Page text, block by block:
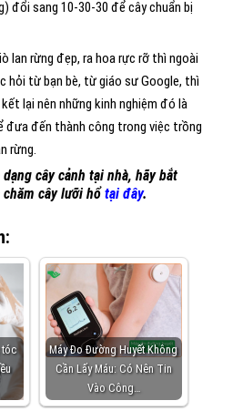
đổi sang 10-30-30 để cây chuẩn bị
lan rừng đẹp, ra hoa rực rỡ thì ngoài
hỏi từ bạn bè, từ giáo sư Google, thì
lại nên những kinh nghiệm đó là
đưa đến thành công trong việc trồng
rừng.
cây cảnh tại nhà, hãy bắt
cây lưỡi hổtại đây.
tóc
Máy Đo Đường Huyết Không
Cần Lấy Máu: Có Nên Tin
Vào Công…